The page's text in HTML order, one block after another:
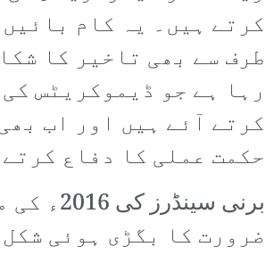
کرتے ہیں۔ یہ کام
طرف سے بھی تاخیر کا
رہا ہے جو ڈیموکریٹس
کرتے آئے ہیں اور اب
حکمت عملی کا دفاع
برنی سینڈرز
ضرورت کا بگڑی ہوئی